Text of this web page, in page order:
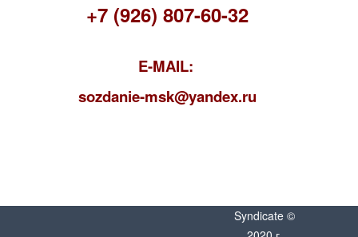
+7 (926) 807-60-32
E-MAIL:
sozdanie-msk@yandex.ru
Syndicate ©